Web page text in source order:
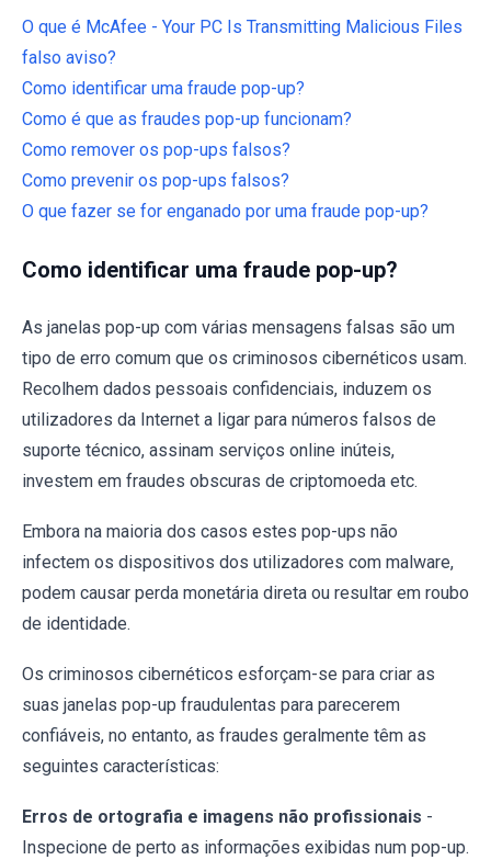
O que é McAfee - Your PC Is Transmitting Malicious Files
falso aviso?
Como identificar uma fraude pop-up?
Como é que as fraudes pop-up funcionam?
Como remover os pop-ups falsos?
Como prevenir os pop-ups falsos?
O que fazer se for enganado por uma fraude pop-up?
Como identificar uma fraude pop-up?
As janelas pop-up com várias mensagens falsas são um
tipo de erro comum que os criminosos cibernéticos usam.
Recolhem dados pessoais confidenciais, induzem os
utilizadores da Internet a ligar para números falsos de
suporte técnico, assinam serviços online inúteis,
investem em fraudes obscuras de criptomoeda etc.
Embora na maioria dos casos estes pop-ups não
infectem os dispositivos dos utilizadores com malware,
podem causar perda monetária direta ou resultar em roubo
de identidade.
Os criminosos cibernéticos esforçam-se para criar as
suas janelas pop-up fraudulentas para parecerem
confiáveis, no entanto, as fraudes geralmente têm as
seguintes características:
Erros de ortografia e imagens não profissionais -
Inspecione de perto as informações exibidas num pop-up.